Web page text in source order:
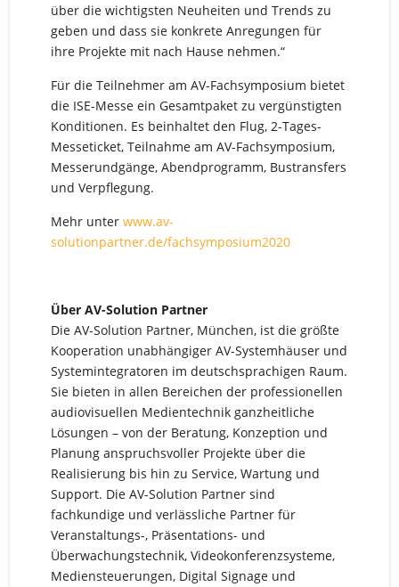
über die wichtigsten Neuheiten und Trends zu
geben und dass sie konkrete Anregungen für
ihre Projekte mit nach Hause nehmen.“
Für die Teilnehmer am AV-Fachsymposium bietet
die ISE-Messe ein Gesamtpaket zu vergünstigten
Konditionen. Es beinhaltet den Flug, 2-Tages-
Messeticket, Teilnahme am AV-Fachsymposium,
Messerundgänge, Abendprogramm, Bustransfers
und Verpflegung.
Mehr unter www.av-
solutionpartner.de/fachsymposium2020
Über AV-Solution Partner
Die AV-Solution Partner, München, ist die größte
Kooperation unabhängiger AV-Systemhäuser und
Systemintegratoren im deutschsprachigen Raum.
Sie bieten in allen Bereichen der professionellen
audiovisuellen Medientechnik ganzheitliche
Lösungen – von der Beratung, Konzeption und
Planung anspruchsvoller Projekte über die
Realisierung bis hin zu Service, Wartung und
Support. Die AV-Solution Partner sind
fachkundige und verlässliche Partner für
Veranstaltungs-, Präsentations- und
Überwachungstechnik, Videokonferenzsysteme,
Mediensteuerungen, Digital Signage und